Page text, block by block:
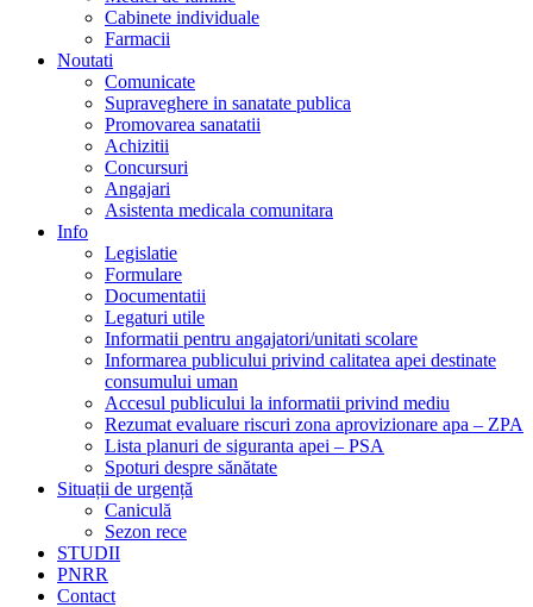
Cabinete individuale
Farmacii
Noutati
Comunicate
Supraveghere in sanatate publica
Promovarea sanatatii
Achizitii
Concursuri
Angajari
Asistenta medicala comunitara
Info
Legislatie
Formulare
Documentatii
Legaturi utile
Informatii pentru angajatori/unitati scolare
Informarea publicului privind calitatea apei destinate
consumului uman
Accesul publicului la informatii privind mediu
Rezumat evaluare riscuri zona aprovizionare apa – ZPA
Lista planuri de siguranta apei – PSA
Spoturi despre sănătate
Situații de urgență
Caniculă
Sezon rece
STUDII
PNRR
Contact